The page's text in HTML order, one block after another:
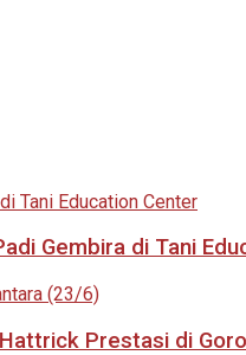
Gembira di Tani
Prestasi di